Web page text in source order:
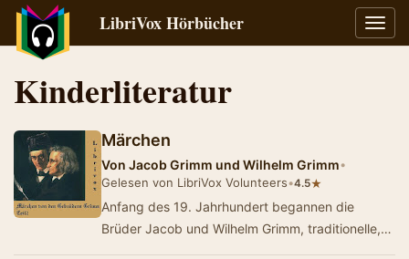
LibriVox Hörbücher
Kinderliteratur
Märchen
Von Jacob Grimm und Wilhelm Grimm•
Gelesen von LibriVox Volunteers•4.5★
Anfang des 19. Jahrhundert begannen die
Brüder Jacob und Wilhelm Grimm, traditionelle,